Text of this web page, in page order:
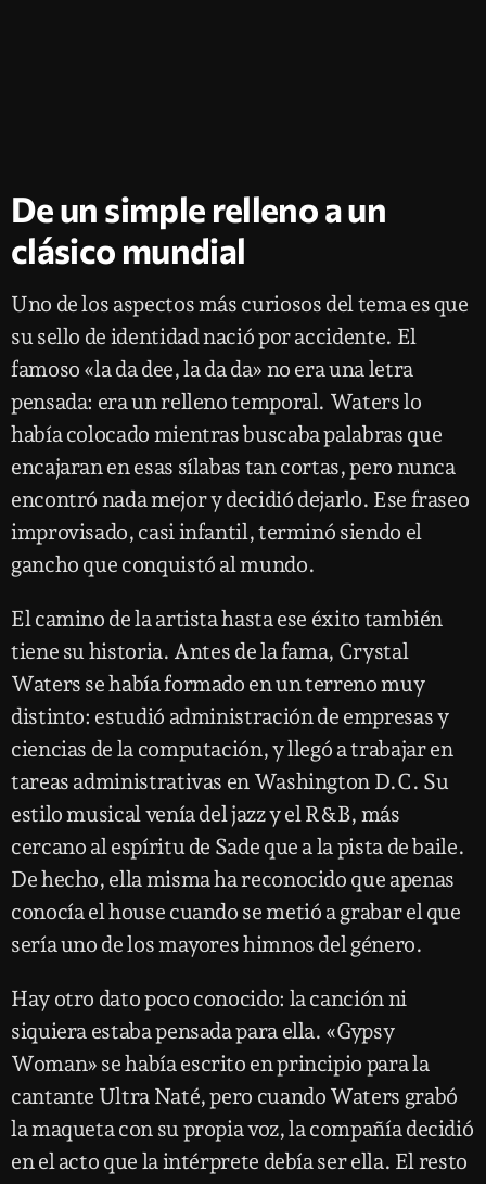
De un simple relleno a un
clásico mundial
Uno de los aspectos más curiosos del tema es que
su sello de identidad nació por accidente. El
famoso «la da dee, la da da» no era una letra
pensada: era un relleno temporal. Waters lo
había colocado mientras buscaba palabras que
encajaran en esas sílabas tan cortas, pero nunca
encontró nada mejor y decidió dejarlo. Ese fraseo
improvisado, casi infantil, terminó siendo el
gancho que conquistó al mundo.
El camino de la artista hasta ese éxito también
tiene su historia. Antes de la fama, Crystal
Waters se había formado en un terreno muy
distinto: estudió administración de empresas y
ciencias de la computación, y llegó a trabajar en
tareas administrativas en Washington D.C. Su
estilo musical venía del jazz y el R&B, más
cercano al espíritu de Sade que a la pista de baile.
De hecho, ella misma ha reconocido que apenas
conocía el house cuando se metió a grabar el que
sería uno de los mayores himnos del género.
Hay otro dato poco conocido: la canción ni
siquiera estaba pensada para ella. «Gypsy
Woman» se había escrito en principio para la
cantante Ultra Naté, pero cuando Waters grabó
la maqueta con su propia voz, la compañía decidió
en el acto que la intérprete debía ser ella. El resto